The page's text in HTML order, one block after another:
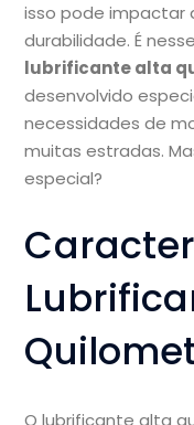
isso pode impactar
durabilidade. É
lubrificante alta
desenvolvido
necessidades de
muitas estradas.
especial?
O lubrificante alta